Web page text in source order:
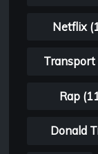
Netflix
Transport
Rap
Donald